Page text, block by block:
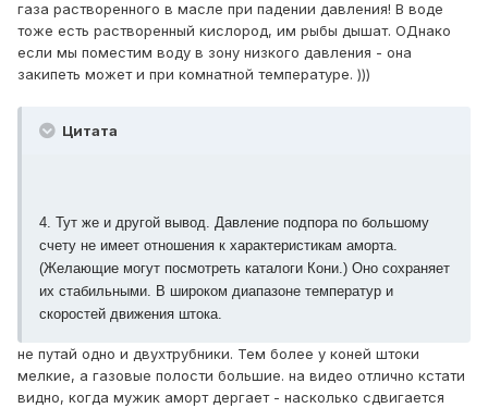
газа растворенного в масле при падении давления! В воде
тоже есть растворенный кислород, им рыбы дышат. ОДнако
если мы поместим воду в зону низкого давления - она
закипеть может и при комнатной температуре. )))
Цитата
4. Тут же и другой вывод. Давление подпора по большому
счету не имеет отношения к характеристикам аморта.
(Желающие могут посмотреть каталоги Кони.) Оно сохраняет
их стабильными. В широком диапазоне температур и
скоростей движения штока.
не путай одно и двухтрубники. Тем более у коней штоки
мелкие, а газовые полости большие. на видео отлично кстати
видно, когда мужик аморт дергает - насколько сдвигается